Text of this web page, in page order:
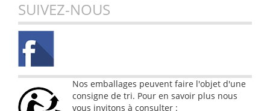
SUIVEZ-NOUS
Nos emballages peuvent faire l'objet d'une
consigne de tri. Pour en savoir plus nous
vous invitons à consulter :